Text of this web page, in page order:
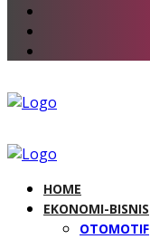
HOME
EKONOMI-BISNIS
OTOMOTIF